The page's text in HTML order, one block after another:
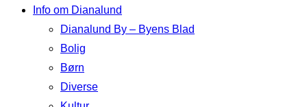
Info om Dianalund
Dianalund By – Byens Blad
Bolig
Børn
Diverse